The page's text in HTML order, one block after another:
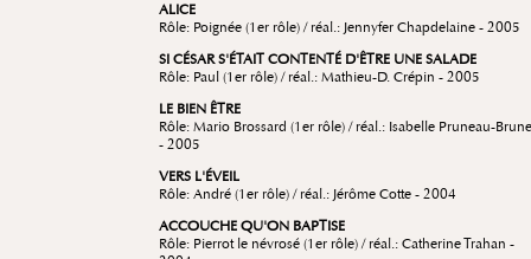
ALICE
Rôle: Poignée (1er rôle) / réal.: Jennyfer Chapdelaine - 2005
SI CÉSAR S'ÉTAIT CONTENTÉ D'ÊTRE UNE SALADE
Rôle: Paul (1er rôle) / réal.: Mathieu-D. Crépin - 2005
LE BIEN ÊTRE
Rôle: Mario Brossard (1er rôle) / réal.: Isabelle Pruneau-
- 2005
VERS L'ÉVEIL
Rôle: André (1er rôle) / réal.: Jérôme Cotte - 2004
ACCOUCHE QU'ON BAPTISE
Rôle: Pierrot le névrosé (1er rôle) / réal.: Catherine Trahan -